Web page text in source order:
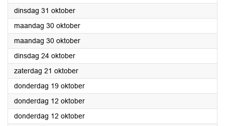
dinsdag 31 oktober2023
maandag 30 oktober2023
maandag 30 oktober2023
dinsdag 24 oktober2023
zaterdag 21 oktober2023
donderdag 19 oktober2023
donderdag 12 oktober2023
donderdag 12 oktober2023